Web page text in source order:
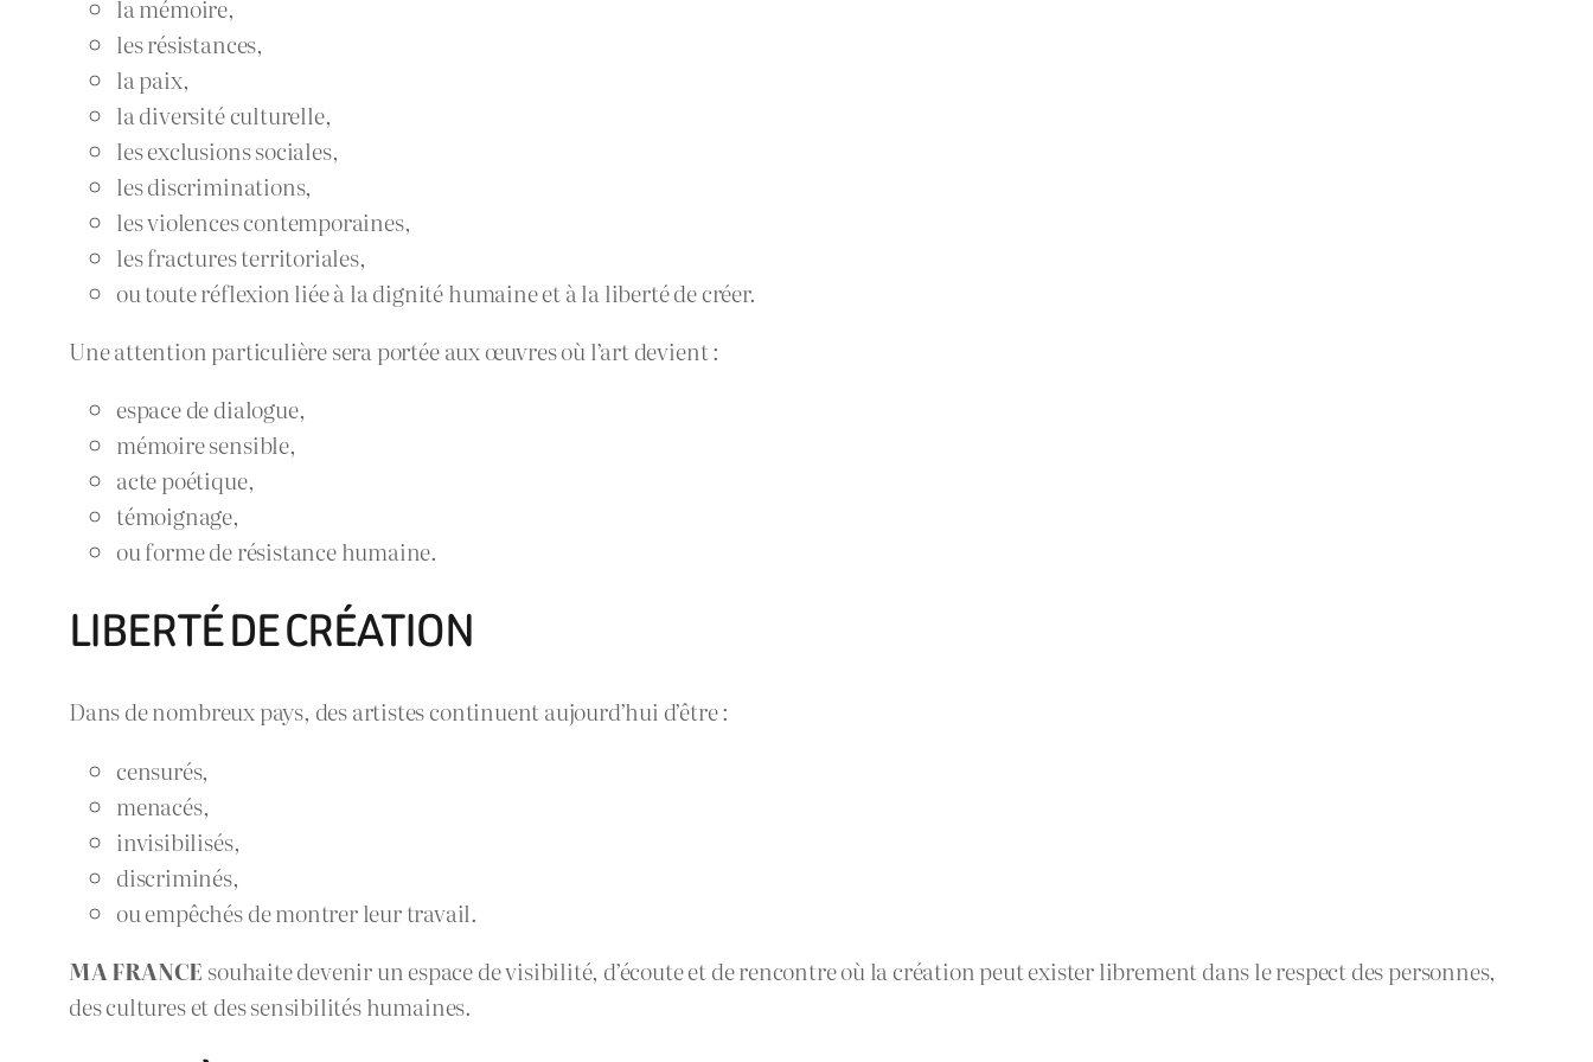
la mémoire,
les résistances,
la paix,
la diversité culturelle,
les exclusions sociales,
les discriminations,
les violences contemporaines,
les fractures territoriales,
ou toute réflexion liée à la dignité humaine et à la liberté de créer.
Une attention particulière sera portée aux œuvres où l’art devient :
espace de dialogue,
mémoire sensible,
acte poétique,
témoignage,
ou forme de résistance humaine.
LIBERTÉ DE CRÉATION
Dans de nombreux pays, des artistes continuent aujourd’hui d’être :
censurés,
menacés,
invisibilisés,
discriminés,
ou empêchés de montrer leur travail.
MA FRANCE souhaite devenir un espace de visibilité, d’écoute et de rencontre où la création peut exister librement dans le respect des personnes,
des cultures et des sensibilités humaines.